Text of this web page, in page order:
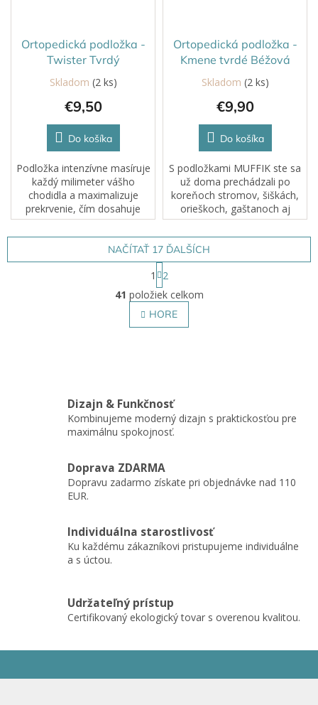
Ortopedická podložka -
Twister Tvrdý
Skladom (2 ks)
€9,50
Do košíka
Podložka intenzívne masíruje
každý milimeter vášho
chodidla a maximalizuje
prekrvenie, čím dosahuje
najlepšie výsledky pri
stimulácii chodidiel, a to ako
pri prevencii, tak aj pri...
Ortopedická podložka -
Kmene tvrdé Béžová
Skladom (2 ks)
€9,90
Do košíka
S podložkami MUFFIK ste sa
už doma prechádzali po
koreňoch stromov, šiškách,
orieškoch, gaštanoch aj
vetvičkách… Do rodiny
lesných povrchov
jednoznačne patria aj kmene.
O
v
l
á
p
r
v
y
v
ý
s
u
NAČÍTAŤ 17 ĎALŠÍCH
S
t
r
á
n
k
e
1
2
41 položiek celkom
HORE
Dizajn & Funkčnosť
Kombinujeme moderný dizajn s praktickosťou pre
maximálnu spokojnosť.
Doprava ZDARMA
Dopravu zadarmo získate pri objednávke nad 110
EUR.
Individuálna starostlivosť
Ku každému zákazníkovi pristupujeme individuálne
a s úctou.
Udržateľný prístup
Certifikovaný ekologický tovar s overenou kvalitou.